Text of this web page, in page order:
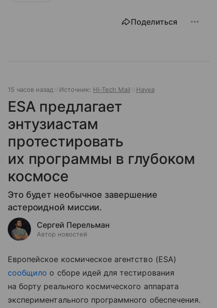
Поделиться
15 часов назад Источник: Hi-Tech Mail Наука
ESA предлагает
энтузиастам
протестировать
их программы в глубоком
космосе
Это будет необычное завершение
астероидной миссии.
Сергей Перельман
Автор новостей
Европейское космическое агентство (ESA)
сообщило о сборе идей для тестирования
на борту реального космического аппарата
экспериментального программного обеспечения.